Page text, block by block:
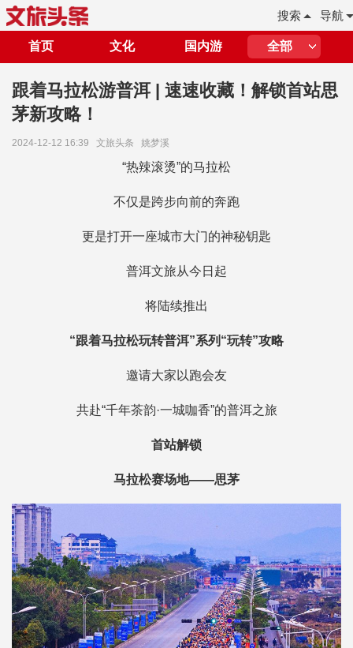
导航
搜索
首页 文化 国内游 全部
跟着马拉松游普洱 | 速速收藏！解锁首站思
茅新攻略！
2024-12-12 16:39 文旅头条 姚梦溪
“热辣滚烫”的马拉松
不仅是跨步向前的奔跑
更是打开一座城市大门的神秘钥匙
普洱文旅从今日起
将陆续推出
“跟着马拉松玩转普洱”系列“玩转”攻略
邀请大家以跑会友
共赴“千年茶韵·一城咖香”的普洱之旅
首站解锁
马拉松赛场地——思茅